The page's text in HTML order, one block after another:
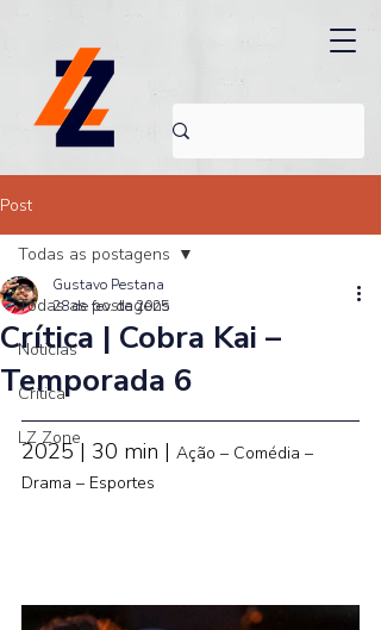
Post
Todas as postagens
Noticias
Crítica
LZ Zone
Todas as postagens
Crítica | Cobra Kai –
Temporada 6
Gustavo Pestana
28 de fev. de 2025
2025 | 30 min | Ação – Comédia –
Drama – Esportes